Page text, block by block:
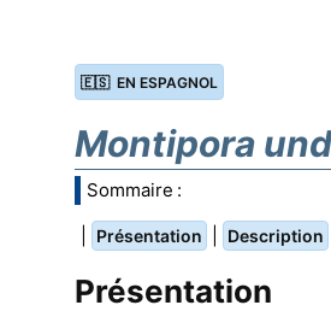
🇪🇸 EN ESPAGNOL
Montipora
Sommaire :
Présentation Description
Présentation